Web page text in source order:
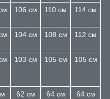
106 см 110 см 114 см
104 см 108 см 112 см
103 см 105 см 105 см
62 см 64 см 64 см